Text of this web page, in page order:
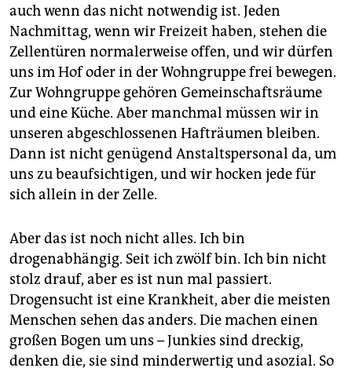
auch wenn das nicht notwendig ist. Jeden
Nachmittag, wenn wir Freizeit haben, stehen die
Zellentüren normalerweise offen, und wir dürfen
uns im Hof oder in der Wohngruppe frei bewegen.
Zur Wohngruppe gehören Gemeinschaftsräume
und eine Küche. Aber manchmal müssen wir in
unseren abgeschlossenen Hafträumen bleiben.
Dann ist nicht genügend Anstaltspersonal da, um
uns zu beaufsichtigen, und wir hocken jede für
sich allein in der Zelle.
Aber das ist noch nicht alles. Ich bin
drogenabhängig. Seit ich zwölf bin. Ich bin nicht
stolz drauf, aber es ist nun mal passiert.
Drogensucht ist eine Krankheit, aber die meisten
Menschen sehen das anders. Die machen einen
großen Bogen um uns – Junkies sind dreckig,
denken die, sie sind minderwertig und asozial. So